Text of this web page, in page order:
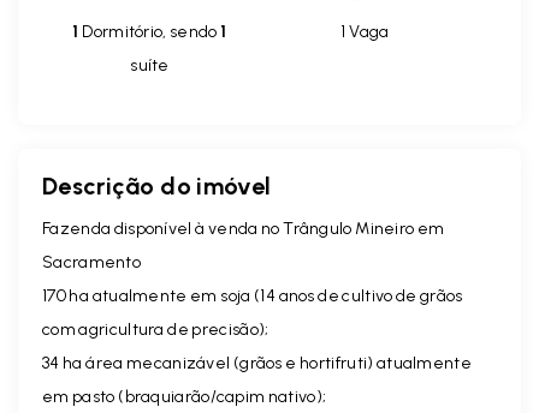
1 Dormitório, sendo1
suíte
1 Vaga
Descrição do imóvel
Fazenda disponível à venda no Trângulo Mineiro em
Sacramento
170 ha atualmente em soja (14 anos de cultivo de grãos
com agricultura de precisão);
34 ha área mecanizável (grãos e hortifruti) atualmente
em pasto (braquiarão/capim nativo);